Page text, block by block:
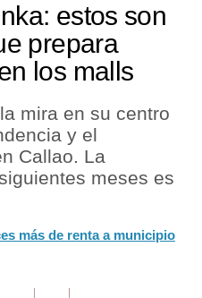
estos son
prepara
los malls
mira en su centro
y el
Callao. La
meses es
más de renta a municipio